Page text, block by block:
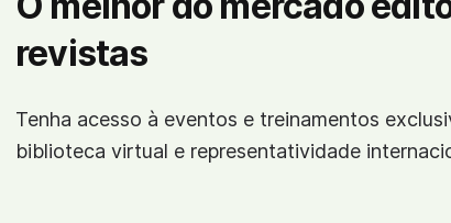
revistas
Tenha acesso à eventos e treinamentos
biblioteca virtual e representatividade